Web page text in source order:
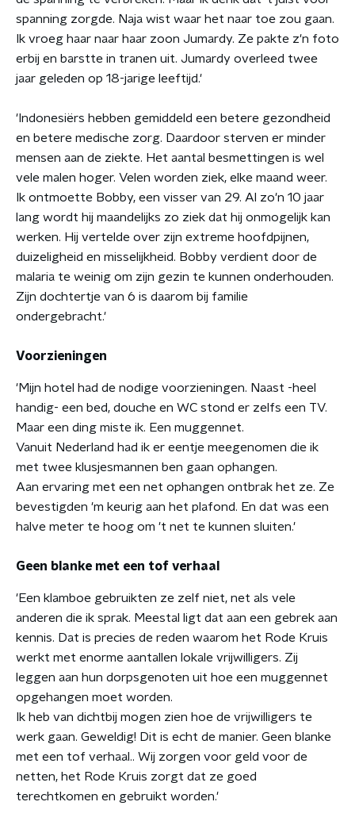
spanning zorgde. Naja wist waar het naar toe zou gaan.
Ik vroeg haar naar haar zoon Jumardy. Ze pakte z'n foto
erbij en barstte in tranen uit. Jumardy overleed twee
jaar geleden op 18-jarige leeftijd.'
'Indonesiërs hebben gemiddeld een betere gezondheid
en betere medische zorg. Daardoor sterven er minder
mensen aan de ziekte. Het aantal besmettingen is wel
vele malen hoger. Velen worden ziek, elke maand weer.
Ik ontmoette Bobby, een visser van 29. Al zo'n 10 jaar
lang wordt hij maandelijks zo ziek dat hij onmogelijk kan
werken. Hij vertelde over zijn extreme hoofdpijnen,
duizeligheid en misselijkheid. Bobby verdient door de
malaria te weinig om zijn gezin te kunnen onderhouden.
Zijn dochtertje van 6 is daarom bij familie
ondergebracht.'
Voorzieningen
'Mijn hotel had de nodige voorzieningen. Naast -heel
handig- een bed, douche en WC stond er zelfs een TV.
Maar een ding miste ik. Een muggennet.
Vanuit Nederland had ik er eentje meegenomen die ik
met twee klusjesmannen ben gaan ophangen.
Aan ervaring met een net ophangen ontbrak het ze. Ze
bevestigden 'm keurig aan het plafond. En dat was een
halve meter te hoog om 't net te kunnen sluiten.'
Geen blanke met een tof verhaal
'Een klamboe gebruikten ze zelf niet, net als vele
anderen die ik sprak. Meestal ligt dat aan een gebrek aan
kennis. Dat is precies de reden waarom het Rode Kruis
werkt met enorme aantallen lokale vrijwilligers. Zij
leggen aan hun dorpsgenoten uit hoe een muggennet
opgehangen moet worden.
Ik heb van dichtbij mogen zien hoe de vrijwilligers te
werk gaan. Geweldig! Dit is echt de manier. Geen blanke
met een tof verhaal.. Wij zorgen voor geld voor de
netten, het Rode Kruis zorgt dat ze goed
terechtkomen en gebruikt worden.'